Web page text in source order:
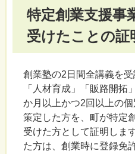
特定創業支援事
受けたことの証
創業塾の2日間全講義を受
「人材育成」「販路開拓
か月以上かつ2回以上の
策定した方を、町が特定
受けた方として証明しま
た方は、創業時に登録免